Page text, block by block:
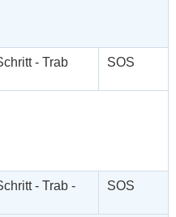
- Trab SOS
- Trab -
SOS